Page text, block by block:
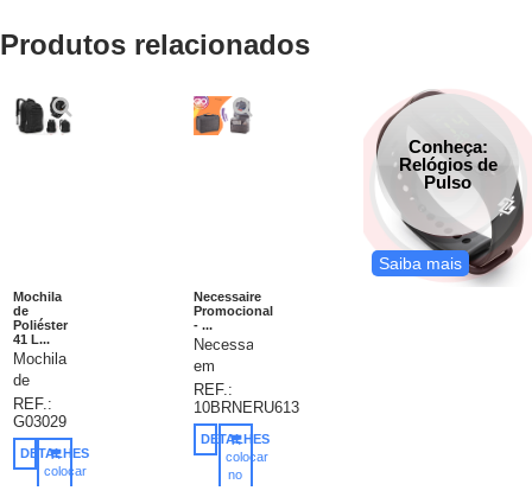
Produtos relacionados
Mochila
de
Poliéster
41 L...
Mochila
de
poliéster
41 litros
com
três
compartimentos,
REF.:
G03029
DETALHES
colocar
Necessaire
Promocional
- ...
Necessaire
em
tecido
polyester,
com
excelente
espaço
REF.:
10BRNERU613
DETALHES
colocar
no
Conheça:
Relógios de
Pulso
Saiba mais